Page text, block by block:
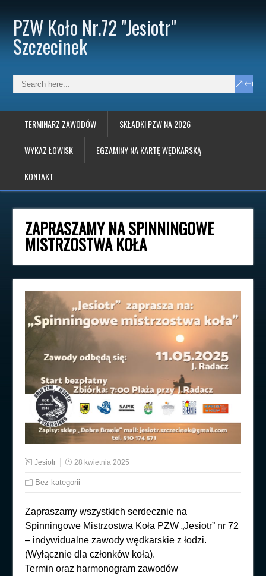
PZW Koło Nr.72 "Jesiotr"
Szczecinek
TERMINARZ ZAWODÓW SKŁADKI PZW NA 2026
WYKAZ ŁOWISK EGZAMINY NA KARTĘ WĘDKARSKĄ
KONTAKT
ZAPRASZAMY NA SPINNINGOWE
MISTRZOSTWA KOŁA
Jesiotr 28 kwietnia 2025
Bez kategorii
Zapraszamy wszystkich serdecznie na
Spinningowe Mistrzostwa Koła PZW „Jesiotr” nr 72
– indywidualne zawody wędkarskie z łodzi.
(Wyłącznie dla członków koła).
Termin oraz harmonogram zawodów